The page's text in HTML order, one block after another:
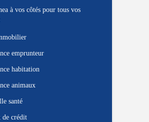
à vos côtés pour tous vos
emprunteur
habitation
animaux
santé
de crédit